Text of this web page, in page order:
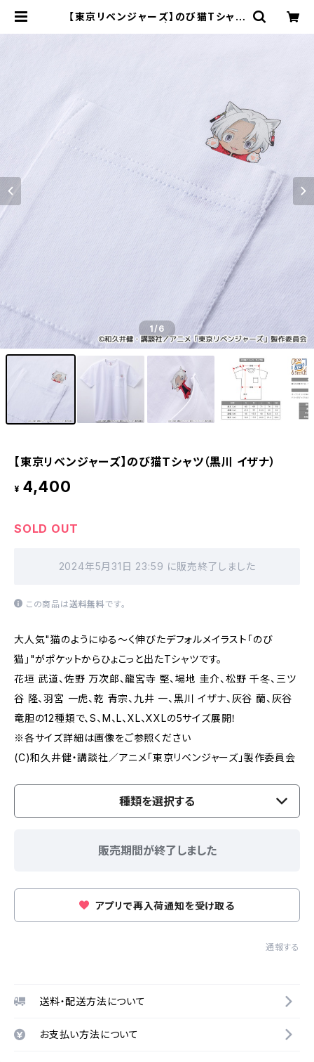
【東京リベンジャーズ】のび猫Tシャツ
1/6
【東京リベンジャーズ】のび猫Tシャツ（黒川 イザナ）
¥ 4,400
SOLD OUT
2024年5月31日 23:59 に販売終了しました
この商品は送料無料です。
大人気"猫のようにゆる〜く伸びたデフォルメイラスト「のび
猫」"がポケットからひょこっと出たTシャツです。
花垣 武道、佐野 万次郎、龍宮寺 堅、場地 圭介、松野 千冬、三ツ
谷 隆、羽宮 一虎、乾 青宗、九井 一、黒川 イザナ、灰谷 蘭、灰谷
竜胆の12種類で、S、M、L、XL、XXLの5サイズ展開！
※各サイズ詳細は画像をご参照ください
(C)和久井健・講談社／アニメ「東京リベンジャーズ」製作委員会
種類を選択する
販売期間が終了しました
アプリで再入荷通知を受け取る
通報する
送料・配送方法について
お支払い方法について